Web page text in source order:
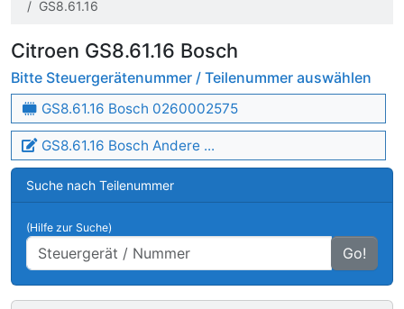
GS8.61.16
Citroen GS8.61.16 Bosch
Bitte Steuergerätenummer / Teilenummer auswählen
GS8.61.16 Bosch 0260002575
GS8.61.16 Bosch Andere ...
Suche nach Teilenummer
(Hilfe zur Suche)
Go!